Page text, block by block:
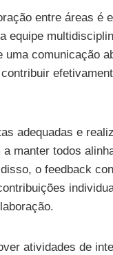
entre áreas é
equipe
uma comunicação
adequadas e
a manter todos
o feedback
atividades de